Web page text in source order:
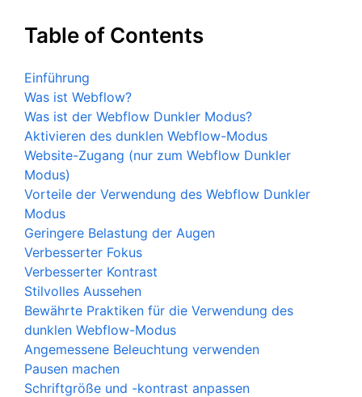
Table of Contents
Einführung
Was ist Webflow?
Was ist der Webflow Dunkler Modus?
Aktivieren des dunklen Webflow-Modus
Website-Zugang (nur zum Webflow Dunkler
Modus)
Vorteile der Verwendung des Webflow Dunkler
Modus
Geringere Belastung der Augen
Verbesserter Fokus
Verbesserter Kontrast
Stilvolles Aussehen
Bewährte Praktiken für die Verwendung des
dunklen Webflow-Modus
Angemessene Beleuchtung verwenden
Pausen machen
Schriftgröße und -kontrast anpassen